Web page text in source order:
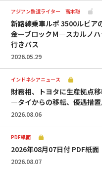
アジアン鉄道ライター 高木聡
新路線乗車ルポ 3500ルピア
金ーブロックＭ―スカルノ
行きバス
2026.05.29
インドネシアニュース
財務相、トヨタに生産拠点
—タイからの移転、優遇措
2026.08.06
PDF紙面
2026年08月07日付 PDF紙面
2026.08.07